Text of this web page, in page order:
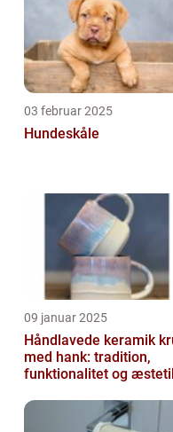
03 februar 2025
Hundeskåle
09 januar 2025
Håndlavede keramik
med hank: tradition,
funktionalitet og